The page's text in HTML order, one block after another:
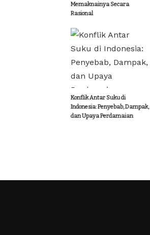
Memaknainya Secara
Rasional
Konflik Antar Suku di
Indonesia: Penyebab, Dampak,
dan Upaya Perdamaian